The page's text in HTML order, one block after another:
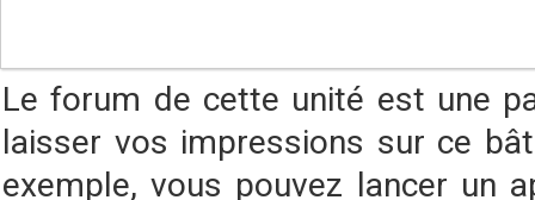
Le forum de cette unité est une
laisser vos impressions sur ce
exemple, vous pouvez lancer un